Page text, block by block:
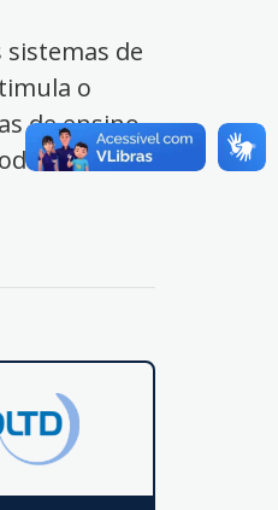
sistemas de
o
de ensino
no